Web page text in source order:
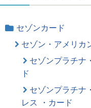
セゾンカード
セゾン・アメリカ
セゾンプラチナ
ド
セゾンプラチナ
レス ・カード